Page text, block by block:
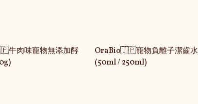
牛肉味寵物無添加酵
OraBio🇯🇵寵物負離子潔齒水
(50ml / 250ml)